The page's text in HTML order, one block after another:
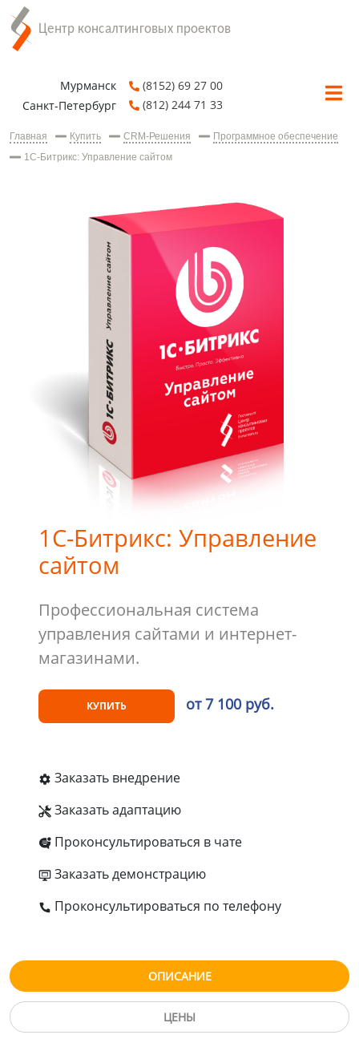
Мурманск
Санкт-Петербург
(8152) 69 27 00
(812) 244 71 33
Главная Купить CRM-Решения
Программное обеспечение
1С-Битрикс: Управление сайтом
1С-Битрикс: Управление
сайтом
Профессиональная система
управления сайтами и интернет-
магазинами.
КУПИТЬ от 7 100 руб.
Заказать внедрение
Заказать адаптацию
Проконсультироваться в чате
Заказать демонстрацию
Проконсультироваться по телефону
ОПИСАНИЕ
ЦЕНЫ